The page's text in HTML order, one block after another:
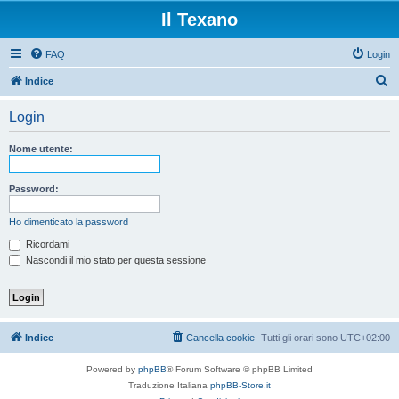
Il Texano
FAQ Login
Indice
Login
Nome utente:
Password:
Ho dimenticato la password
Ricordami
Nascondi il mio stato per questa sessione
Indice Tutti gli orari sono UTC+02:00
Cancella cookie
Powered by phpBB® Forum Software © phpBB Limited
Traduzione Italiana phpBB-Store.it